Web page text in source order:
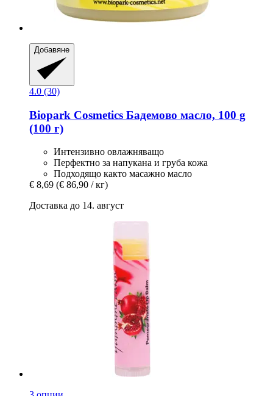
Добавяне
4.0 (30)
Biopark Cosmetics Бадемово масло, 100 g
(100 г)
Интензивно овлажняващо
Перфектно за напукана и груба кожа
Подходящо както масажно масло
€ 8,69 (€ 86,90 / кг)
Доставка до 14. август